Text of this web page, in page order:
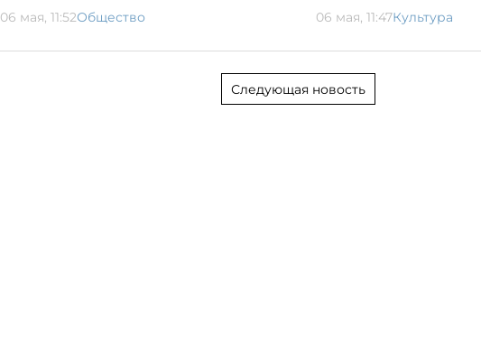
06 мая, 11:52Общество 06 мая, 11:47Культура
Следующая новость